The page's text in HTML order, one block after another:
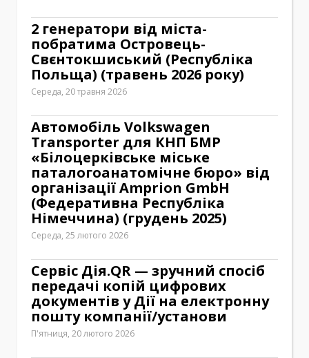
2 генератори від міста-
побратима Островець-
Свєнтокшиський (Республіка
Польща) (травень 2026 року)
Середа, 20 травня 2026
Автомобіль Volkswagen
Transporter для КНП БМР
«Білоцерківське міське
паталогоанатомічне бюро» від
організації Amprion GmbH
(Федеративна Республіка
Німеччина) (грудень 2025)
Середа, 25 лютого 2026
Сервіс Дія.QR — зручний спосіб
передачі копій цифрових
документів у Дії на електронну
пошту компанії/установи
П'ятниця, 20 лютого 2026